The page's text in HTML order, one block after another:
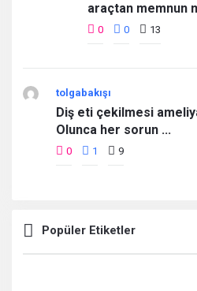
araçtan memnun
0 0 13
tolgabakışı
Diş eti çekilmesi
Olunca her sorun ...
0 1 9
Popüler Etiketler